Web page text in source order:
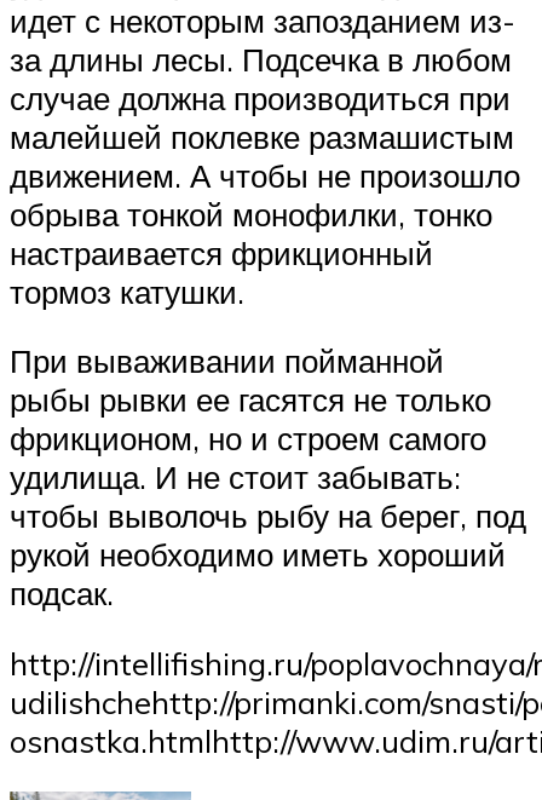
идет с некоторым запозданием из-
за длины лесы. Подсечка в любом
случае должна производиться при
малейшей поклевке размашистым
движением. А чтобы не произошло
обрыва тонкой монофилки, тонко
настраивается фрикционный
тормоз катушки.
При вываживании пойманной
рыбы рывки ее гасятся не только
фрикционом, но и строем самого
удилища. И не стоит забывать:
чтобы выволочь рыбу на берег, под
рукой необходимо иметь хороший
подсак.
http://intellifishing.ru/
udilishchehttp://primanki.com/snasti/
osnastka.htmlhttp://www.udim.ru/